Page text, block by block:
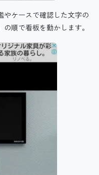
やケースで確認した文字の
順で看板を動かします。